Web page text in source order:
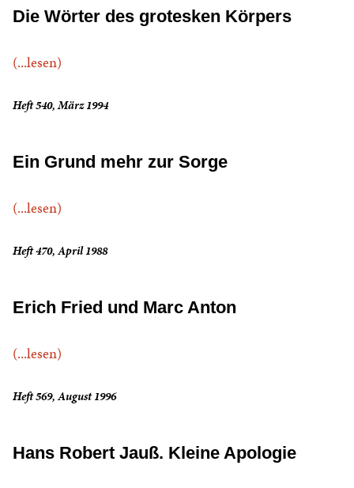
Die Wörter des grotesken Körpers
(...lesen)
Heft 540, März 1994
Ein Grund mehr zur Sorge
(...lesen)
Heft 470, April 1988
Erich Fried und Marc Anton
(...lesen)
Heft 569, August 1996
Hans Robert Jauß. Kleine Apologie